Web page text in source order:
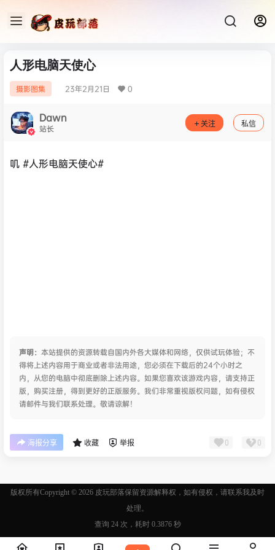
人形电脑天使心
摄影图集 23年2月21日 0
Dawn
站长 关注 私信
叽 #人形电脑天使心#
声明： 本站提供的资源转载自国内外各大媒体和网络，仅供试玩体验；不
得将上述内容用于商业或者非法用途，您必须在下载后的24个小时之
内，从您的电脑中彻底删除上述内容。如果您喜欢该游戏内容，请支持正
版，购买注册，得到更好的正版服务。我们非常重视版权问题，如有侵权
请邮件与我们联系处理。敬请谅解！
海报分享 收藏 举报 0 0
版权所有Copyright © 2026 皮玩部落保留资源解释权，如有侵权，请联系我及时
处理。
查询 24 次，耗时 0.3876 秒